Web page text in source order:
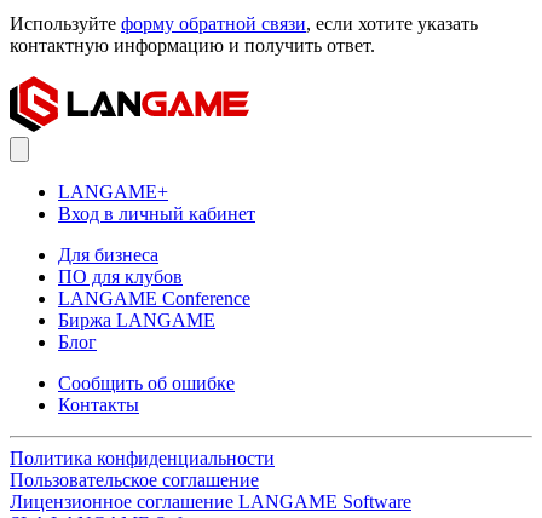
Используйте форму обратной связи, если хотите указать
контактную информацию и получить ответ.
LANGAME+
Вход в личный кабинет
Для бизнеса
ПО для клубов
LANGAME Conference
Биржа LANGAME
Блог
Сообщить об ошибке
Контакты
Политика конфиденциальности
Пользовательское соглашение
Лицензионное соглашение LANGAME Software